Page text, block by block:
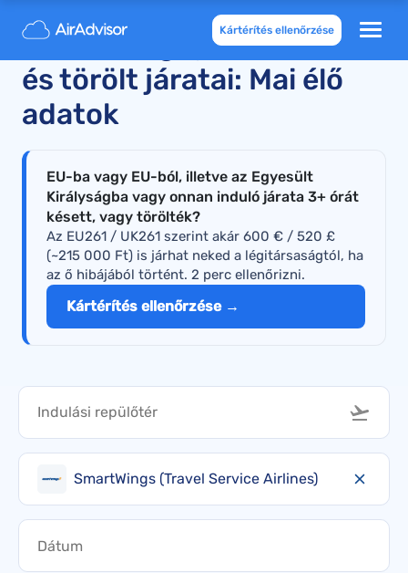
Kártérítés ellenőrzése
SmartWings járatkésései
és törölt járatai: Mai élő
adatok
EU-ba vagy EU-ból, illetve az Egyesült
Királyságba vagy onnan induló járata 3+ órát
késett, vagy törölték?
Az EU261 / UK261 szerint akár 600 € / 520 £
(~215 000 Ft) is járhat neked a légitársaságtól, ha
az ő hibájából történt. 2 perc ellenőrizni.
Kártérítés ellenőrzése →
SmartWings (Travel Service Airlines)